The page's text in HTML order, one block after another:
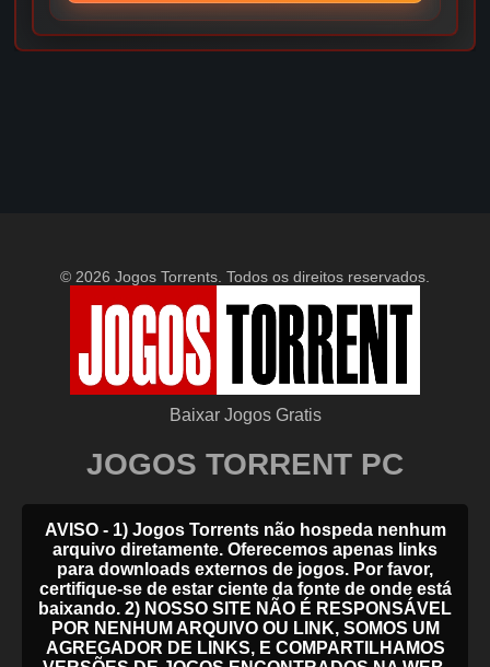
© 2026 Jogos Torrents. Todos os direitos reservados.
Baixar Jogos Gratis
JOGOS TORRENT PC
AVISO - 1) Jogos Torrents não hospeda nenhum
arquivo diretamente. Oferecemos apenas links
para downloads externos de jogos. Por favor,
certifique-se de estar ciente da fonte de onde está
baixando. 2) NOSSO SITE NÃO É RESPONSÁVEL
POR NENHUM ARQUIVO OU LINK, SOMOS UM
AGREGADOR DE LINKS, E COMPARTILHAMOS